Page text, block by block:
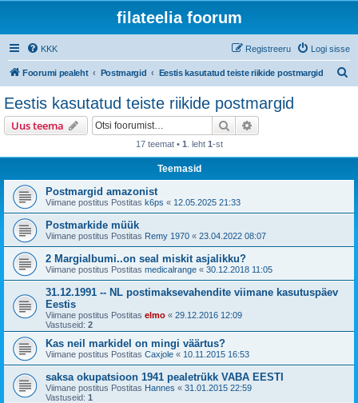
filateelia foorum
KKK Logi sisse
Registreeru
Foorumi pealeht Postmargid Eestis kasutatud teiste riikide postmargid
Eestis kasutatud teiste riikide postmargid
Uus teema Otsi
17 teemat • 1 . leht 1-st
Teemasid
Postmargid amazonist
Viimane postitus Postitas k6ps « 12.05.2025 21:33
Postmarkide müük
Viimane postitus Postitas Remy 1970 « 23.04.2022 08:07
2 Margialbumi..on seal miskit asjalikku?
Viimane postitus Postitas medicalrange « 30.12.2018 11:05
31.12.1991 -- NL postimaksevahendite viimane kasutuspäev
Eestis
Viimane postitus Postitas elmo « 29.12.2016 12:09
Vastuseid: 2
Kas neil markidel on mingi väärtus?
Viimane postitus Postitas Caxjole « 10.11.2015 16:53
saksa okupatsioon 1941 pealetrükk VABA EESTI
Viimane postitus Postitas Hannes « 31.01.2015 22:59
Vastuseid: 1